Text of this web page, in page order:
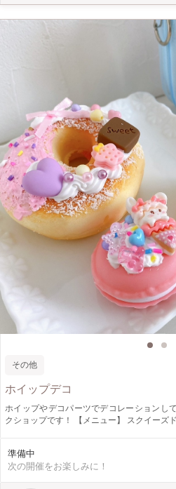
その他
ホイップデコ
ホイップやデコパーツでデコレーションし
クショップです！ 【メニュー】
準備中
次の開催をお楽しみに！